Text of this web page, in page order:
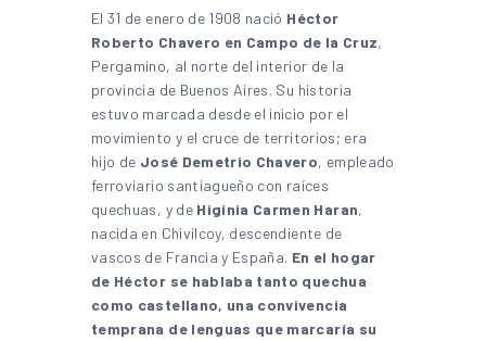
El 31 de enero de 1908 nació Héctor
Roberto Chavero en Campo de la Cruz,
Pergamino, al norte del interior de la
provincia de Buenos Aires. Su historia
estuvo marcada desde el inicio por el
movimiento y el cruce de territorios; era
hijo de José Demetrio Chavero, empleado
ferroviario santiagueño con raíces
quechuas, y de Higinia Carmen Haran,
nacida en Chivilcoy, descendiente de
vascos de Francia y España. En el hogar
de Héctor se hablaba tanto quechua
como castellano, una convivencia
temprana de lenguas que marcaría su